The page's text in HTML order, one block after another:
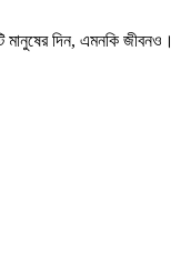
দিন, এমনকি জীবনও।